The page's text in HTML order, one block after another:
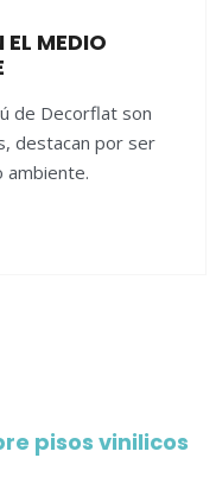
MEDIO
de Decorflat son
destacan por ser
ambiente.
pisos vinilicos